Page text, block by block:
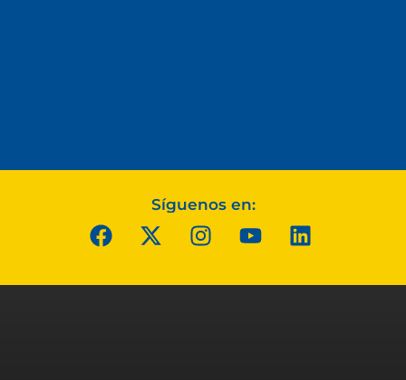
Síguenos en: